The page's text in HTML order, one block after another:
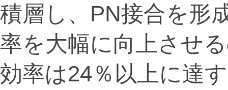
積層し、PN接合を形
率を大幅に向上させ
効率は24％以上に達